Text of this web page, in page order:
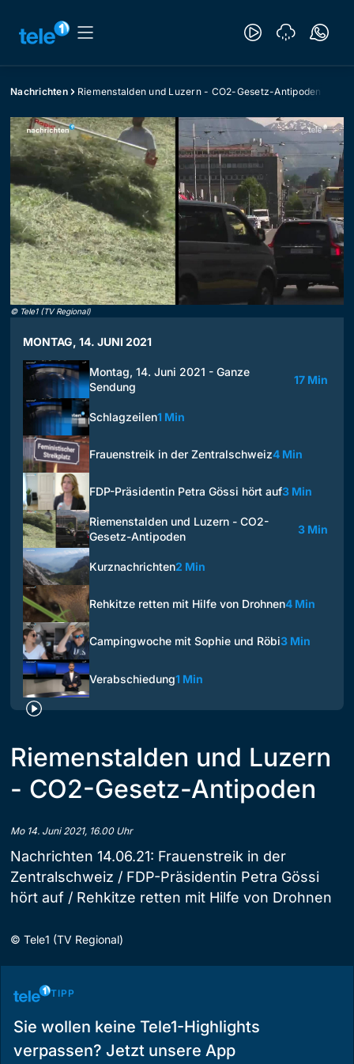
Nachrichten Riemenstalden und Luzern - CO2-Gesetz-Antipoden
© Tele1 (TV Regional)
MONTAG, 14. JUNI 2021
Montag, 14. Juni 2021 - Ganze
Sendung
17 Min
Schlagzeilen1 Min
Frauenstreik in der Zentralschweiz4 Min
FDP-Präsidentin Petra Gössi hört auf3 Min
Riemenstalden und Luzern - CO2-
Gesetz-Antipoden
3 Min
Kurznachrichten2 Min
Rehkitze retten mit Hilfe von Drohnen4 Min
Campingwoche mit Sophie und Röbi3 Min
Verabschiedung1 Min
Riemenstalden und Luzern
- CO2-Gesetz-Antipoden
Mo 14. Juni 2021, 16.00 Uhr
Nachrichten 14.06.21: Frauenstreik in der
Zentralschweiz / FDP-Präsidentin Petra Gössi
hört auf / Rehkitze retten mit Hilfe von Drohnen
© Tele1 (TV Regional)
TIPP
Sie wollen keine Tele1-Highlights
verpassen? Jetzt unsere App